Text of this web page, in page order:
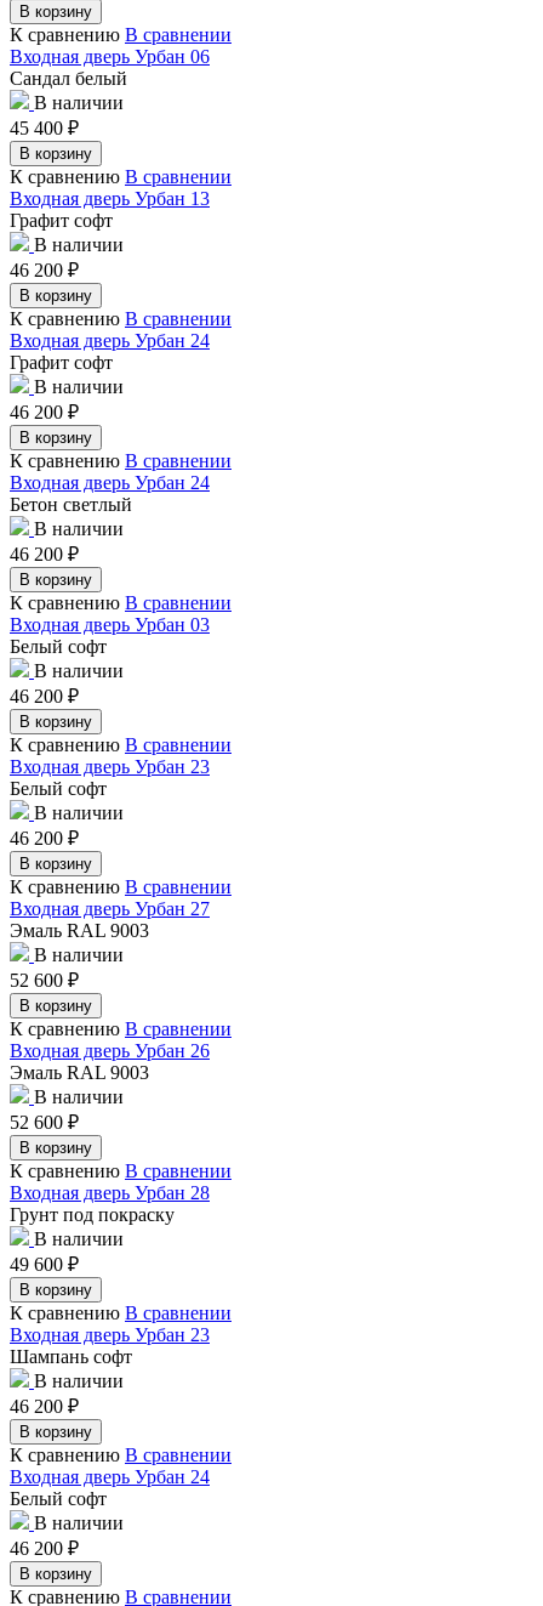
В корзину
К сравнению В сравнении
Входная дверь Урбан 06
Сандал белый
В наличии
45 400 ₽
В корзину
К сравнению В сравнении
Входная дверь Урбан 13
Графит софт
В наличии
46 200 ₽
В корзину
К сравнению В сравнении
Входная дверь Урбан 24
Графит софт
В наличии
46 200 ₽
В корзину
К сравнению В сравнении
Входная дверь Урбан 24
Бетон светлый
В наличии
46 200 ₽
В корзину
К сравнению В сравнении
Входная дверь Урбан 03
Белый софт
В наличии
46 200 ₽
В корзину
К сравнению В сравнении
Входная дверь Урбан 23
Белый софт
В наличии
46 200 ₽
В корзину
К сравнению В сравнении
Входная дверь Урбан 27
Эмаль RAL 9003
В наличии
52 600 ₽
В корзину
К сравнению В сравнении
Входная дверь Урбан 26
Эмаль RAL 9003
В наличии
52 600 ₽
В корзину
К сравнению В сравнении
Входная дверь Урбан 28
Грунт под покраску
В наличии
49 600 ₽
В корзину
К сравнению В сравнении
Входная дверь Урбан 23
Шампань софт
В наличии
46 200 ₽
В корзину
К сравнению В сравнении
Входная дверь Урбан 24
Белый софт
В наличии
46 200 ₽
В корзину
К сравнению В сравнении